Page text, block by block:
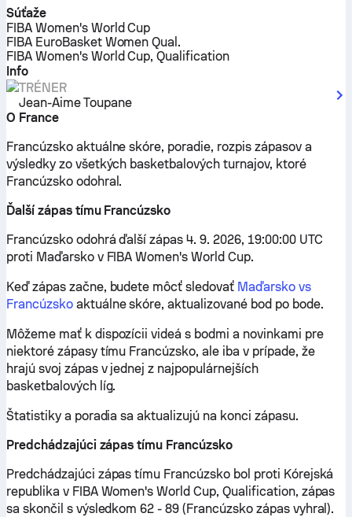
Súťaže
FIBA Women's World Cup
FIBA EuroBasket Women Qual.
FIBA Women's World Cup, Qualification
Info
TRÉNER
Jean-Aime Toupane
O France
Francúzsko aktuálne skóre, poradie, rozpis zápasov a
výsledky zo všetkých basketbalových turnajov, ktoré
Francúzsko odohral.
Ďalší zápas tímu Francúzsko
Francúzsko odohrá ďalší zápas 4. 9. 2026, 19:00:00 UTC
proti Maďarsko v FIBA Women's World Cup.
Keď zápas začne, budete môcť sledovať Maďarsko vs
Francúzskoaktuálne skóre, aktualizované bod po bode.
Môžeme mať k dispozícii videá s bodmi a novinkami pre
niektoré zápasy tímu Francúzsko, ale iba v prípade, že
hrajú svoj zápas v jednej z najpopulárnejších
basketbalových líg.
Štatistiky a poradia sa aktualizujú na konci zápasu.
Predchádzajúci zápas tímu Francúzsko
Predchádzajúci zápas tímu Francúzsko bol proti Kórejská
republika v FIBA Women's World Cup, Qualification, zápas
sa skončil s výsledkom 62 - 89 (Francúzsko zápas vyhral).